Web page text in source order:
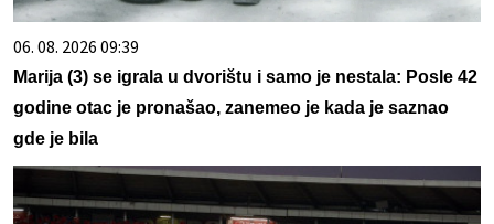
06. 08. 2026 09:39
Marija (3) se igrala u dvorištu i samo je nestala: Posle 42
godine otac je pronašao, zanemeo je kada je saznao
gde je bila